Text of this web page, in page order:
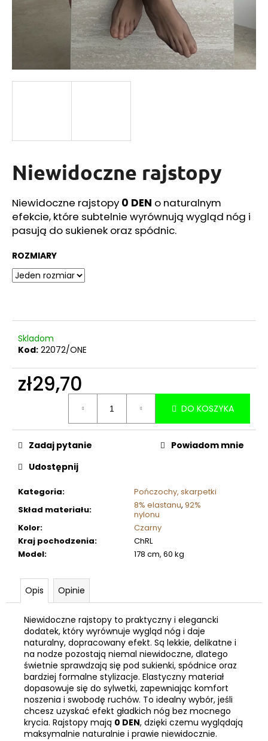
Niewidoczne rajstopy
Niewidoczne rajstopy 0 DEN o naturalnym
efekcie, które subtelnie wyrównują wygląd nóg i
pasują do sukienek oraz spódnic.
ROZMIARY
Skladom
Kod: 22072/ONE
zł29,70
DO KOSZYKA
Kategoria:
Pończochy, skarpetki
Skład materiału: 8% elastanu, 92%
nylonu
Kolor:
Czarny
Kraj pochodzenia:
ChRL
Model: 178 cm, 60 kg
Zadaj pytanie
Powiadom mnie
Udostępnij
Opis Opinie
Niewidoczne rajstopy to praktyczny i elegancki
dodatek, który wyrównuje wygląd nóg i daje
naturalny, dopracowany efekt. Są lekkie, delikatne i
na nodze pozostają niemal niewidoczne, dlatego
świetnie sprawdzają się pod sukienki, spódnice oraz
bardziej formalne stylizacje. Elastyczny materiał
dopasowuje się do sylwetki, zapewniając komfort
noszenia i swobodę ruchów. To idealny wybór, jeśli
chcesz uzyskać efekt gładkich nóg bez mocnego
krycia. Rajstopy mają 0 DEN, dzięki czemu wyglądają
maksymalnie naturalnie i prawie niewidocznie.
SZUKAJ
e
a
m